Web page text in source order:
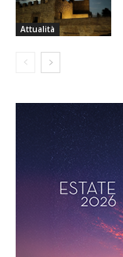
Attualità